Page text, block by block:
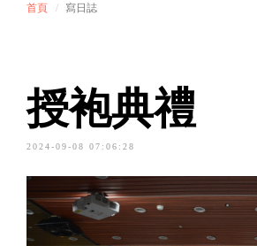
首頁 寫日誌
授袍典禮
2024-09-08 07:06:28